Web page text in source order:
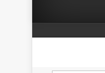
Szukaj: